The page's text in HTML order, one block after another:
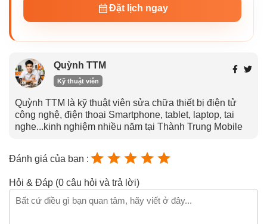
Đặt lịch ngay
Quỳnh TTM
Kỹ thuật viên
Quỳnh TTM là kỹ thuật viên sửa chữa thiết bị điện tử
công nghệ, điện thoại Smartphone, tablet, laptop, tai
nghe...kinh nghiệm nhiều năm tại Thành Trung Mobile
Đánh giá của bạn :
Hỏi & Đáp (0 câu hỏi và trả lời)